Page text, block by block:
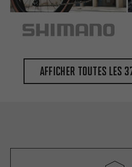
Afficher toutes les